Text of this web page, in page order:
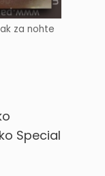
za nohte
Special